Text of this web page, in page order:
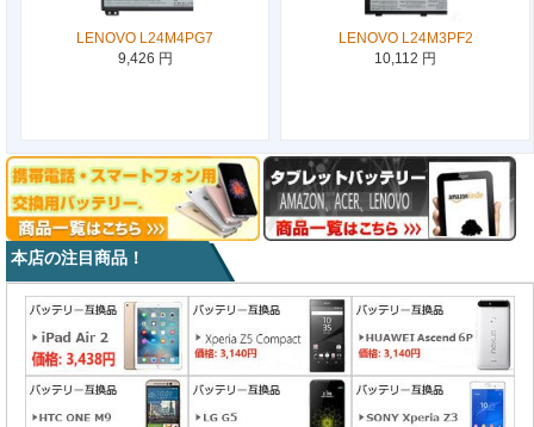
LENOVO L24M4PG7
9,426 円
LENOVO L24M3PF2
10,112 円
本店の注目商品！